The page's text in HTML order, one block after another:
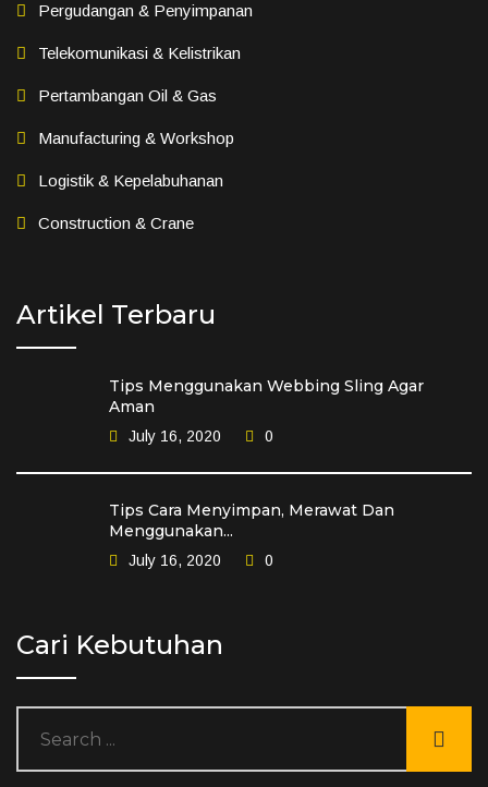
Pergudangan & Penyimpanan
Telekomunikasi & Kelistrikan
Pertambangan Oil & Gas
Manufacturing & Workshop
Logistik & Kepelabuhanan
Construction & Crane
Artikel Terbaru
Tips Menggunakan Webbing Sling Agar
Aman
July 16, 2020 0
Tips Cara Menyimpan, Merawat Dan
Menggunakan...
July 16, 2020 0
Cari Kebutuhan